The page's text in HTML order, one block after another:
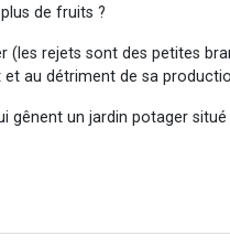
de fruits ?
rejets sont des petites
au détriment de sa
gênent un jardin potager